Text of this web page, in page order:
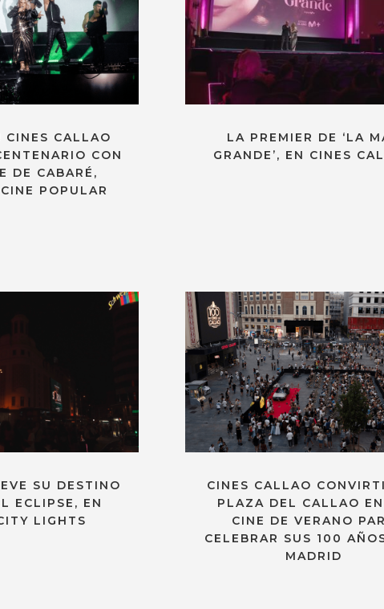
CINES CALLAO
CON
DE CABARÉ,
POPULAR
LA PREMIER DE ‘LA
GRANDE’, EN CINES
SU DESTINO
ECLIPSE, EN
LIGHTS
CINES CALLAO
PLAZA DEL CALLAO
CINE DE VERANO
CELEBRAR SUS 100
MADRID